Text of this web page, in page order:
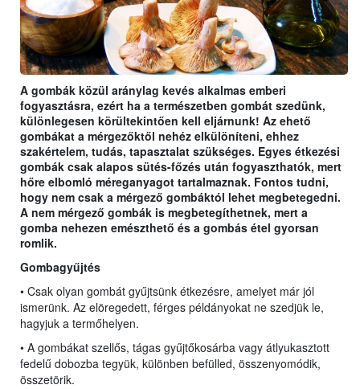
A gombák közül aránylag kevés alkalmas emberi
fogyasztásra, ezért ha a természetben gombát szedünk,
különlegesen körültekintően kell eljárnunk! Az ehető
gombákat a mérgezőktől nehéz elkülöníteni, ehhez
szakértelem, tudás, tapasztalat szükséges. Egyes étkezési
gombák csak alapos sütés-főzés után fogyaszthatók, mert
hőre elbomló méreganyagot tartalmaznak. Fontos tudni,
hogy nem csak a mérgező gombáktól lehet megbetegedni.
A nem mérgező gombák is megbetegíthetnek, mert a
gomba nehezen emészthető és a gombás étel gyorsan
romlik.
Gombagyűjtés
• Csak olyan gombát gyűjtsünk étkezésre, amelyet már jól
ismerünk. Az elöregedett, férges példányokat ne szedjük le,
hagyjuk a termőhelyen.
• A gombákat szellős, tágas gyűjtőkosárba vagy átlyukasztott
fedelű dobozba tegyük, különben befülled, összenyomódik,
összetörik.